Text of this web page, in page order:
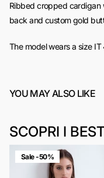
Ribbed cropped cardigan
back and custom gold
The model wears a size IT
YOU MAY ALSO LIKE
SCOPRI I
Sale -50%